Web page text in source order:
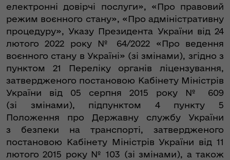
електронні довірчі послуги», «Про правовий
режим воєнного стану», «Про адміністративну
процедуру», Указу Президента України від 24
лютого 2022 року № 64/2022 «Про ведення
воєнного стану в Україні» (зі змінами), згідно з
пунктом 21 Переліку органів ліцензування,
затвердженого постановою Кабінету Міністрів
України від 05 серпня 2015 року № 609
(зі змінами), підпунктом 4 пункту 5
Положення про Державну службу України
з безпеки на транспорті, затвердженого
постановою Кабінету Міністрів України від 11
лютого 2015 року № 103 (зі змінами), а також